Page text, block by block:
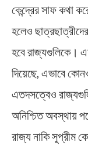
কেন্দ্রের সাফ কথা
হলেও
হবে রাজ্যগুলিকে।
দিয়েছে, এভাবে
এতদসত্বেও
অনিশ্চিত অবস্থায়
রাজ্য নাকি সুপ্রীম